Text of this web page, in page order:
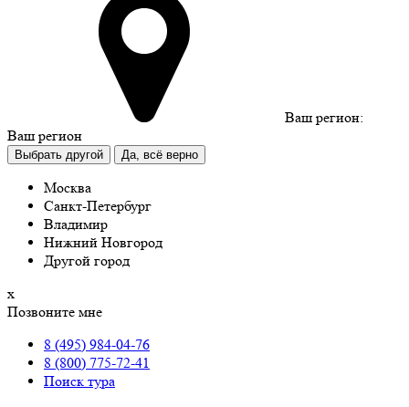
Ваш регион:
Ваш регион
Выбрать другой Да, всё верно
Москва
Санкт-Петербург
Владимир
Нижний Новгород
Другой город
х
Позвоните мне
8 (495) 984-04-76
8 (800) 775-72-41
Поиск тура